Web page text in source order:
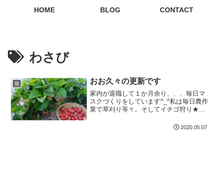
HOME BLOG CONTACT
わさび
畑 おお久々の更新です
家内が退職して１か月余り、、、毎日マ
スクづくりをしています^_^私は毎日農作
業で草刈り等々。そしてイチゴ狩り★籾
2020.05.07